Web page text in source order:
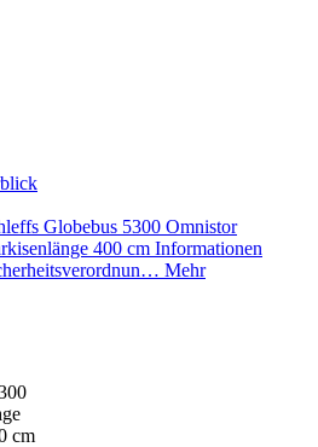
Globebus 5300 Omnistor
400 cm Informationen
Mehr
cm